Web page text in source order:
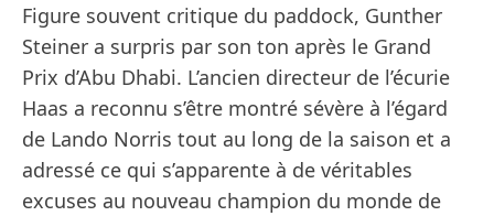
Figure souvent critique du paddock, Gunther
Steiner a surpris par son ton après le Grand
Prix d’Abu Dhabi. L’ancien directeur de l’écurie
Haas a reconnu s’être montré sévère à l’égard
de Lando Norris tout au long de la saison et a
adressé ce qui s’apparente à de véritables
excuses au nouveau champion du monde de